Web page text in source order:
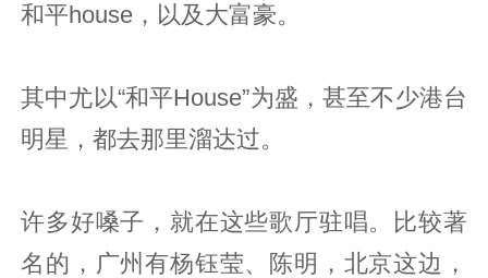
和平house，以及大富豪。
其中尤以“和平House”为盛，甚至不少港台
明星，都去那里溜达过。
许多好嗓子，就在这些歌厅驻唱。比较著
名的，广州有杨钰莹、陈明，北京这边，